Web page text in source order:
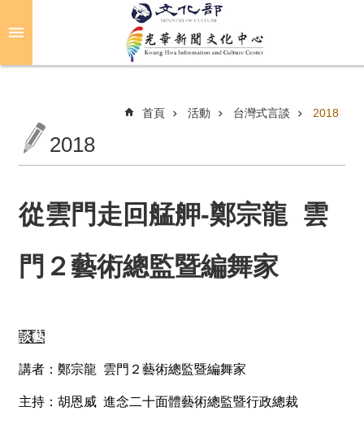
關
光
華
活
動
華
薦
首頁 活動 台灣式言談 2018
2018
從雲門走回艋舺-鄭宗龍 雲
門２藝術總監暨編舞家
談藝
講者：鄭宗龍 雲門２藝術總監暨編舞家
主持：胡恩威 進念二十面體藝術總監暨行政總裁